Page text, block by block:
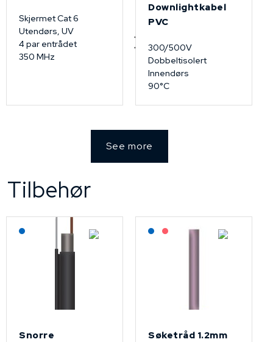
Skjermet Cat 6
Utendørs, UV
4 par entrådet
350 MHz
Downlightkabel
PVC
300/500V
Dobbeltisolert
Innendørs
90°C
See more
Tilbehør
Lagerført: NEK Kabel
Snorre
Lagerført: NEK Kabel
På forespørsel
Søketråd 1.2mm